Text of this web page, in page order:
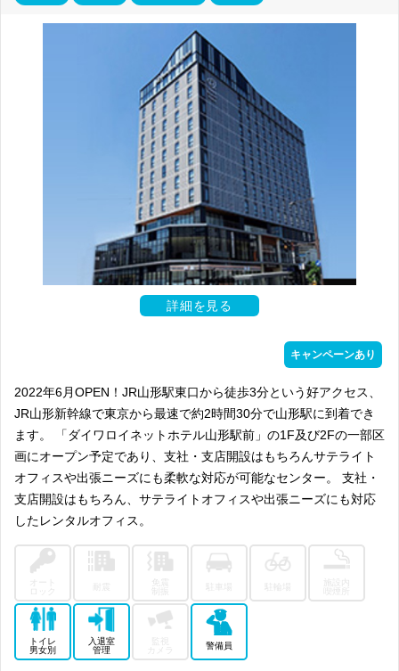
詳細を見る
キャンペーンあり
2022年6月OPEN！JR山形駅東口から徒歩3分という好アクセス、
JR山形新幹線で東京から最速で約2時間30分で山形駅に到着でき
ます。 「ダイワロイネットホテル山形駅前」の1F及び2Fの一部区
画にオープン予定であり、支社・支店開設はもちろんサテライト
オフィスや出張ニーズにも柔軟な対応が可能なセンター。 支社・
支店開設はもちろん、サテライトオフィスや出張ニーズにも対応
したレンタルオフィス。
喫煙所
トイレ
男女別
入退室
管理
カメラ
警備員